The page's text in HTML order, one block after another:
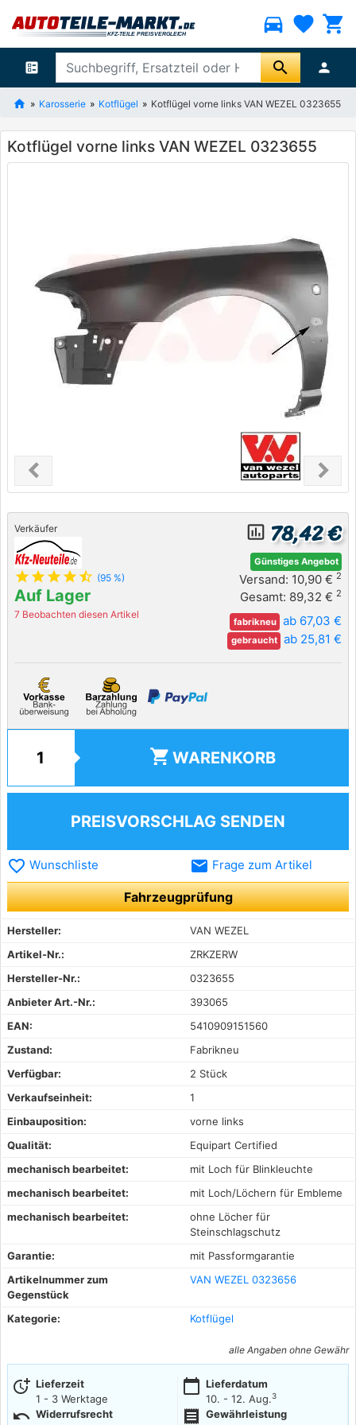
directions_car favorite shopping_cart
ballot search person
Karosserie Kotflügel Kotflügel vorne links VAN WEZEL 0323655
Kotflügel vorne links VAN WEZEL 0323655
chevron_leftPrevious chevron_right
Next
Verkäufer
star star star star star_half (95 %)
Auf Lager
7 Beobachten diesen Artikel
insert_chart_outlined 78,42 €
Günstiges Angebot
Versand: 10,90 € 2
Gesamt: 89,32 € 2
fabrikneu ab 67,03 €
gebraucht ab 25,81 €
shopping_cart WARENKORB
PREISVORSCHLAG SENDEN
favorite_border Wunschliste email Frage zum Artikel
Fahrzeugprüfung
Hersteller:
VAN WEZEL
Artikel-Nr.:
ZRKZERW
Hersteller-Nr.:
0323655
Anbieter Art.-Nr.:
393065
EAN:
5410909151560
Zustand:
Fabrikneu
Verfügbar:
2 Stück
Verkaufseinheit:
1
Einbauposition:
vorne links
Qualität:
Equipart Certified
mechanisch bearbeitet:
mit Loch für Blinkleuchte
mechanisch bearbeitet:
mit Loch/Löchern für Embleme
mechanisch bearbeitet:
ohne Löcher für
Steinschlagschutz
Garantie:
mit Passformgarantie
Artikelnummer zum
Gegenstück
VAN WEZEL 0323656
Kategorie: Kotflügel
alle Angaben ohne Gewähr
more_time Lieferzeit
1 - 3 Werktage
calendar_today Lieferdatum
10. - 12. Aug.3
undo Widerrufsrecht
receipt
Gewährleistung